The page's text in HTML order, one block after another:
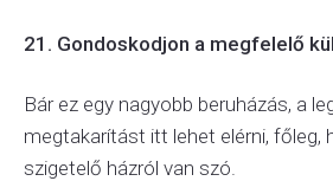
21. Gondoskodjon a megfelelő
Bár ez egy nagyobb beruházás, a
megtakarítást itt lehet elérni, főleg,
szigetelő házról van szó.